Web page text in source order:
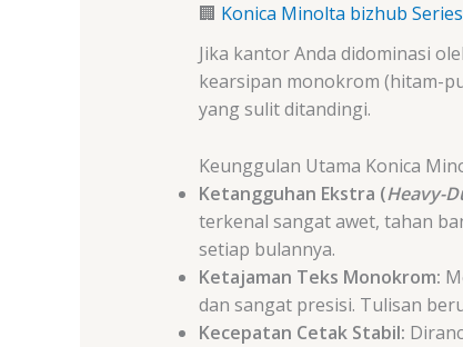
🏢 Konica Minolta bizhub Series
Jika kantor Anda didominasi
kearsipan monokrom (hitam-
yang sulit ditandingi.
Keunggulan Utama Konica
Ketangguhan Ekstra (Heavy-
terkenal sangat awet, tahan
setiap bulannya.
Ketajaman Teks Monokrom:
dan sangat presisi. Tulisan
Kecepatan Cetak Stabil: